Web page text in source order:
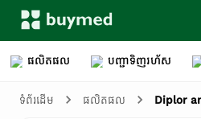
ផលិតផល បញ្ជាទិញរហ័ស
ទំព័រដើម ផលិតផល Diplor